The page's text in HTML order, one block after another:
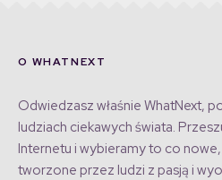
O WHATNEXT
Odwiedzasz właśnie WhatNext,
ludziach ciekawych świata.
Internetu i wybieramy to co
tworzone przez ludzi z pasją i